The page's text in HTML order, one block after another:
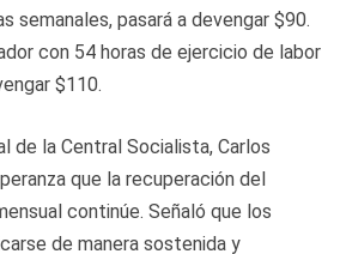
semanales, pasará a devengar $90.
con 54 horas de ejercicio de labor
$110.
de la Central Socialista, Carlos
que la recuperación del
continúe. Señaló que los
de manera sostenida y